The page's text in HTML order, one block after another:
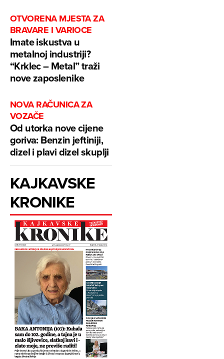
OTVORENA MJESTA ZA
BRAVARE I VARIOCE
Imate iskustva u
metalnoj industriji?
“Krklec – Metal” traži
nove zaposlenike
NOVA RAČUNICA ZA
VOZAČE
Od utorka nove cijene
goriva: Benzin jeftiniji,
dizel i plavi dizel skuplji
KAJKAVSKE
KRONIKE